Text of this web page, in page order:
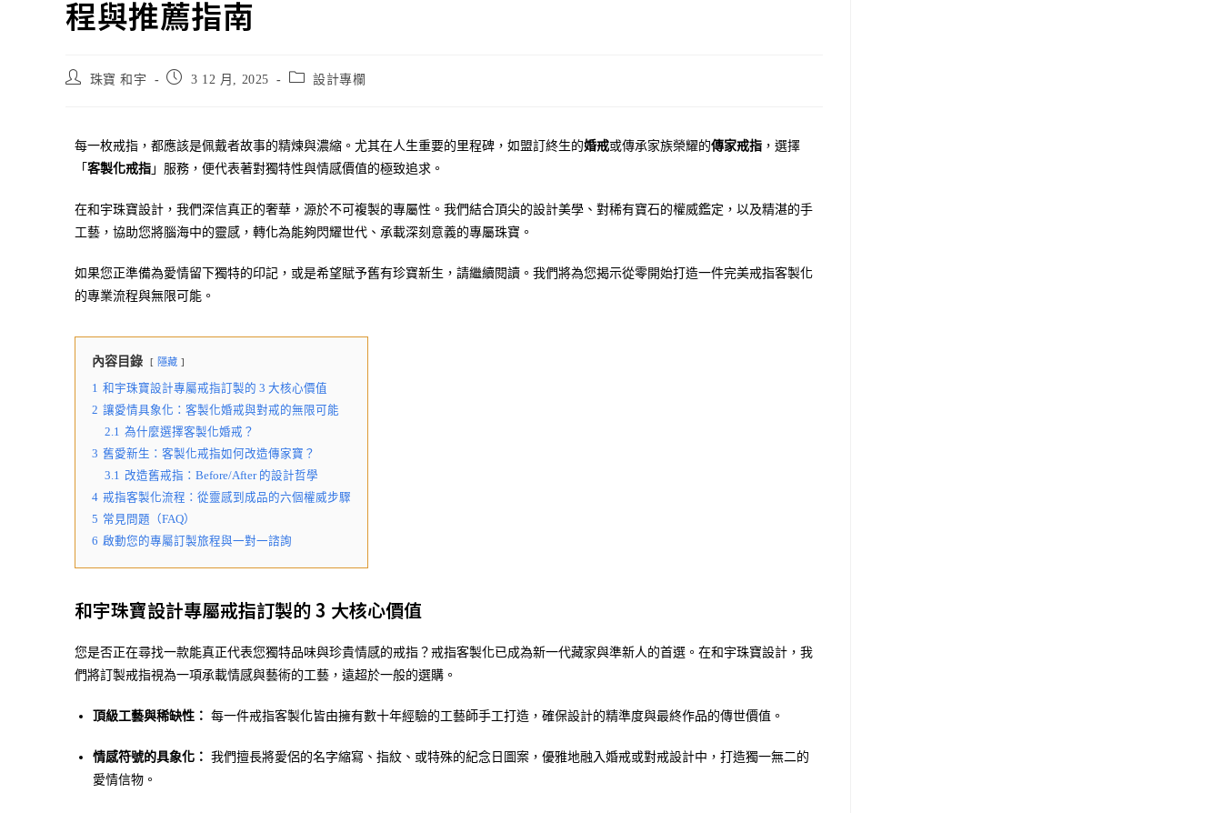
程與推薦指南
珠寶 和宇 3 12 月, 2025 設計專欄
每一枚戒指，都應該是佩戴者故事的精煉與濃縮。尤其在人生重要的里程碑，如盟訂終生的婚戒或傳承家族榮耀的傳家戒指 ，選擇
「 客製化戒指 」服務，便代表著對獨特性與情感價值的極致追求。
在和宇珠寶設計，我們深信真正的奢華，源於不可複製的專屬性。我們結合頂尖的設計美學、對稀有寶石的權威鑑定，以及精湛的手
工藝，協助您將腦海中的靈感，轉化為能夠閃耀世代、承載深刻意義的專屬珠寶。
如果您正準備為愛情留下獨特的印記，或是希望賦予舊有珍寶新生，請繼續閱讀。我們將為您揭示從零開始打造一件完美戒指客製化
的專業流程與無限可能。
內容目錄 隱藏
1 和宇珠寶設計專屬戒指訂製的 3 大核心價值
2 讓愛情具象化：客製化婚戒與對戒的無限可能
2.1 為什麼選擇客製化婚戒？
3 舊愛新生：客製化戒指如何改造傳家寶？
3.1 改造舊戒指：Before/After 的設計哲學
4 戒指客製化流程：從靈感到成品的六個權威步驟
5 常見問題（FAQ）
6 啟動您的專屬訂製旅程與一對一諮詢
和宇珠寶設計專屬戒指訂製的 3 大核心價值
您是否正在尋找一款能真正代表您獨特品味與珍貴情感的戒指？戒指客製化已成為新一代藏家與準新人的首選。在和宇珠寶設計，我
們將訂製戒指視為一項承載情感與藝術的工藝，遠超於一般的選購。
頂級工藝與稀缺性： 每一件戒指客製化皆由擁有數十年經驗的工藝師手工打造，確保設計的精準度與最終作品的傳世價值。
情感符號的具象化： 我們擅長將愛侶的名字縮寫、指紋、或特殊的紀念日圖案，優雅地融入婚戒或對戒設計中，打造獨一無二的
愛情信物。